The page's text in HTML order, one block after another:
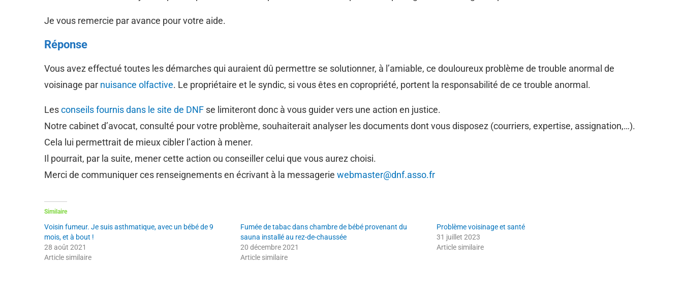
Je vous remercie par avance pour votre aide.
Réponse
Vous avez effectué toutes les démarches qui auraient dû permettre se solutionner, à l’amiable, ce douloureux problème de trouble anormal de
voisinage par nuisance olfactive. Le propriétaire et le syndic, si vous êtes en copropriété, portent la responsabilité de ce trouble anormal.
Lesconseils fournis dans le site de DNF se limiteront donc à vous guider vers une action en justice.
Notre cabinet d’avocat, consulté pour votre problème, souhaiterait analyser les documents dont vous disposez (courriers, expertise, assignation,…).
Cela lui permettrait de mieux cibler l’action à mener.
Il pourrait, par la suite, mener cette action ou conseiller celui que vous aurez choisi.
Merci de communiquer ces renseignements en écrivant à la messagerie webmaster@dnf.asso.fr
Similaire
Voisin fumeur. Je suis asthmatique, avec un bébé de 9
mois, et à bout !
28 août 2021
Article similaire
Fumée de tabac dans chambre de bébé provenant du
sauna installé au rez-de-chaussée
20 décembre 2021
Article similaire
Problème voisinage et santé
31 juillet 2023
Article similaire